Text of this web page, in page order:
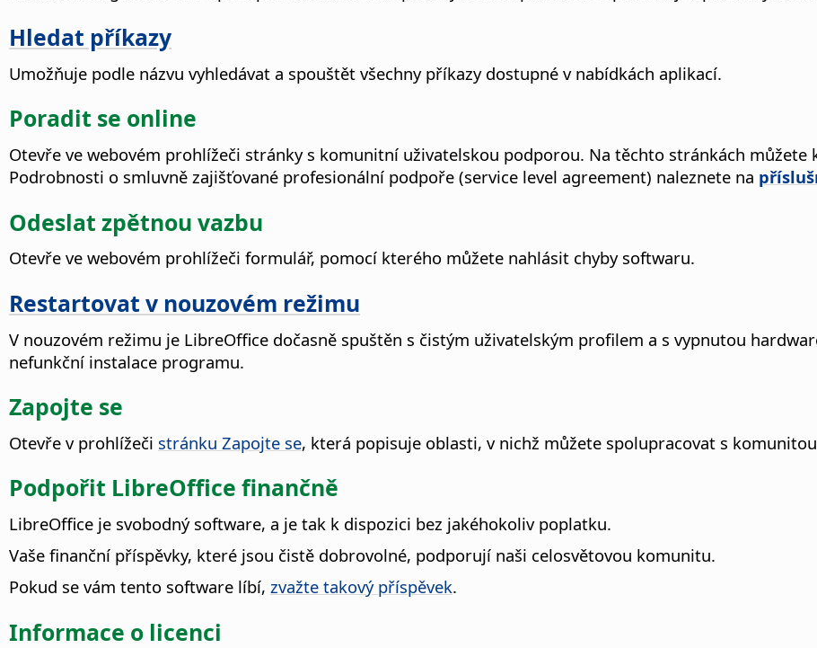
Hledat příkazy
Umožňuje podle názvu vyhledávat a spouštět všechny příkazy dostupné v nabídkách aplikací.
Poradit se online
Otevře ve webovém prohlížeči stránky s komunitní uživatelskou podporou. Na těchto stránkách můžete
Podrobnosti o smluvně zajišťované profesionální podpoře (service level agreement) naleznete na
Odeslat zpětnou vazbu
Otevře ve webovém prohlížeči formulář, pomocí kterého můžete nahlásit chyby softwaru.
Restartovat v nouzovém režimu
V nouzovém režimu je LibreOffice dočasně spuštěn s čistým uživatelským profilem a s vypnutou
nefunkční instalace programu.
Zapojte se
Otevře v prohlížeči stránku Zapojte se, která popisuje oblasti, v nichž můžete spolupracovat s
Podpořit LibreOffice finančně
LibreOffice je svobodný software, a je tak k dispozici bez jakéhokoliv poplatku.
Vaše finanční příspěvky, které jsou čistě dobrovolné, podporují naši celosvětovou komunitu.
Pokud se vám tento software líbí, zvažte takový příspěvek.
Informace o licenci